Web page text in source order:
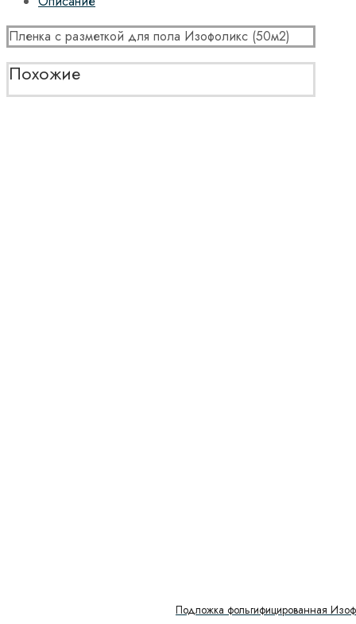
Пленка с разметкой для пола Изофоликс (50м2)
Похожие
Подложка фольгифицированная